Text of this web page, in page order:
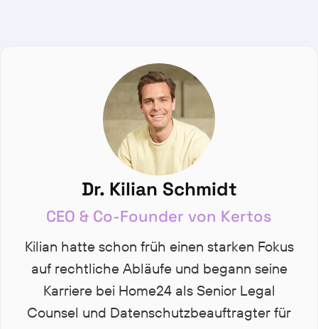
Dr. Kilian Schmidt
CEO & Co-Founder von Kertos
Kilian hatte schon früh einen starken Fokus
auf rechtliche Abläufe und begann seine
Karriere bei Home24 als Senior Legal
Counsel und Datenschutzbeauftragter für